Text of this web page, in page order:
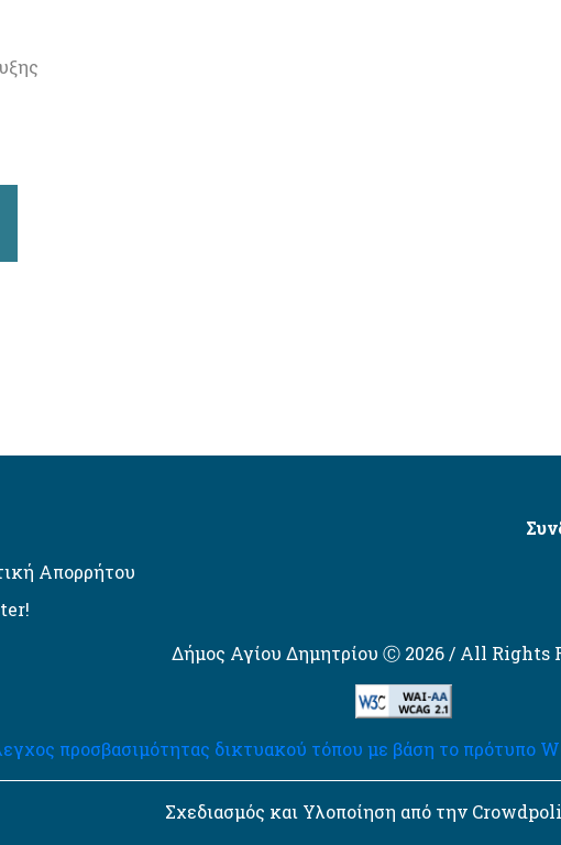
Απορρήτου
Δήμος Αγίου Δημητρίου Ⓒ 2026 / All Rights
προσβασιμότητας δικτυακού τόπου με βάση το πρότυπο
Σχεδιασμός και Υλοποίηση από την